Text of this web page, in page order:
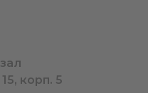
корп. 5